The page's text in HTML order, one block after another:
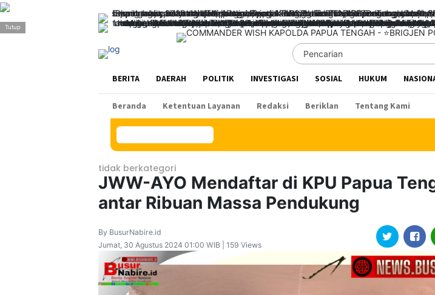
>
BERITA DAERAH POLITIK INVESTIGASI SOSIAL HUKUM
Beranda Ketentuan Layanan Redaksi Beriklan Tentang Kami
tidak berkategori
JWW-AYO Mendaftar di KPU Papua
antar Ribuan Massa Pendukung
By BusurNabire.id
Jumat, 30 Agustus 2024 01:00 WIB | 159 Views
Tutup